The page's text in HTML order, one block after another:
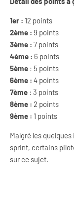
1er : 12 points
2ème : 9 points
3ème : 7 points
4ème : 6 points
5ème : 5 points
6ème : 4 points
7ème : 3 points
8ème : 2 points
9ème : 1 points
Malgré les
sprint, certains
sur ce sujet.